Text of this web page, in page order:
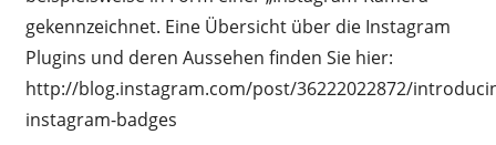
gekennzeichnet. Eine Übersicht über die Instagram
Plugins und deren Aussehen finden Sie hier:
http://blog.instagram.com/post/36222022872/
instagram-badges